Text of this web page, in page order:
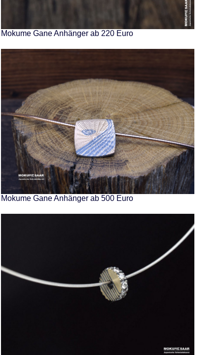
Mokume Gane Anhänger ab 220 Euro
Mokume Gane Anhänger ab 500 Euro